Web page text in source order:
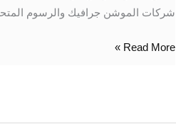
شركات الموشن جرافيك والرسوم
Read More »